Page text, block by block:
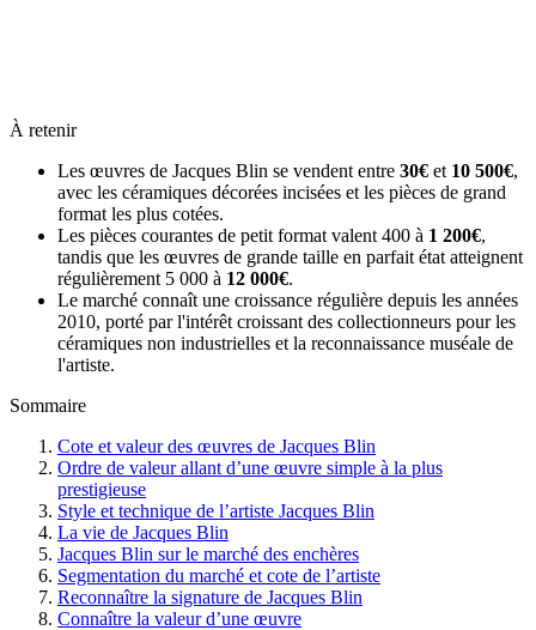
À retenir
Les œuvres de Jacques Blin se vendent entre 30€ et 10 500€,
avec les céramiques décorées incisées et les pièces de grand
format les plus cotées.
Les pièces courantes de petit format valent 400 à 1 200€,
tandis que les œuvres de grande taille en parfait état atteignent
régulièrement 5 000 à 12 000€.
Le marché connaît une croissance régulière depuis les années
2010, porté par l'intérêt croissant des collectionneurs pour les
céramiques non industrielles et la reconnaissance muséale de
l'artiste.
Sommaire
Cote et valeur des œuvres de Jacques Blin
Ordre de valeur allant d’une œuvre simple à la plus
prestigieuse
Style et technique de l’artiste Jacques Blin
La vie de Jacques Blin
Jacques Blin sur le marché des enchères
Segmentation du marché et cote de l’artiste
Reconnaître la signature de Jacques Blin
Connaître la valeur d’une œuvre